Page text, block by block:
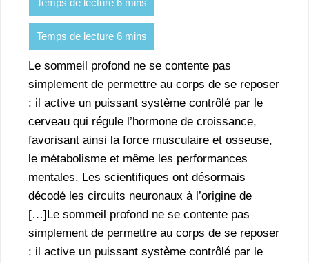
Le sommeil profond ne se contente pas
simplement de permettre au corps de se reposer
: il active un puissant système contrôlé par le
cerveau qui régule l’hormone de croissance,
favorisant ainsi la force musculaire et osseuse,
le métabolisme et même les performances
mentales. Les scientifiques ont désormais
décodé les circuits neuronaux à l’origine de
[…]Le sommeil profond ne se contente pas
simplement de permettre au corps de se reposer
: il active un puissant système contrôlé par le